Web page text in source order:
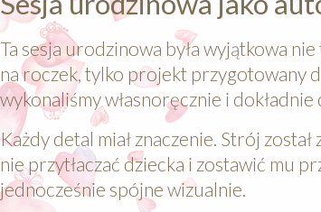
Ta sesja urodzinowa była wyjątkowa
na roczek, tylko projekt przygotowany
wykonaliśmy własnoręcznie i
Każdy detal miał znaczenie. Strój
nie przytłaczać dziecka i zostawić mu
jednocześnie spójne wizualnie.